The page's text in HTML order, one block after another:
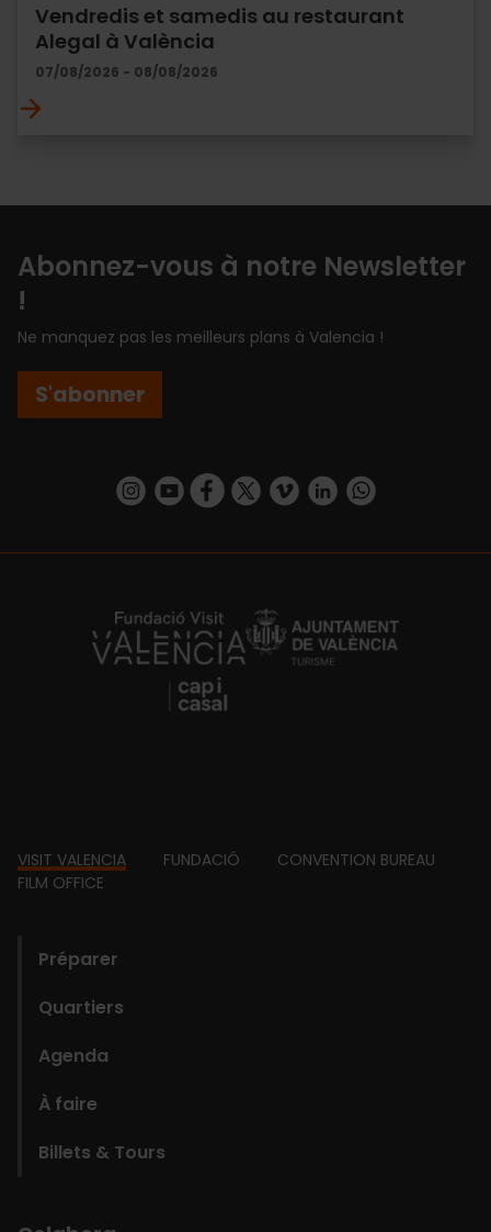
Vendredis et samedis au restaurant
Alegal à València
07/08/2026 - 08/08/2026
Abonnez-vous à notre Newsletter
!
Ne manquez pas les meilleurs plans à Valencia !
S'abonner
https://www.instagram.com/visit_valencia/
https://www.youtube.com/user/
https://www.facebook.com/
https://twitter.com/
https://vimeo.com/
https://www.linkedin.com/company/turismo-valencia/https://api.whatsapp.com/send/
https://fundacion.visitvalencia.com/
Footer
VISIT VALENCIA FUNDACIÓ
CONVENTION BUREAU
FILM OFFICE
Préparer
Quartiers
Agenda
À faire
Billets & Tours